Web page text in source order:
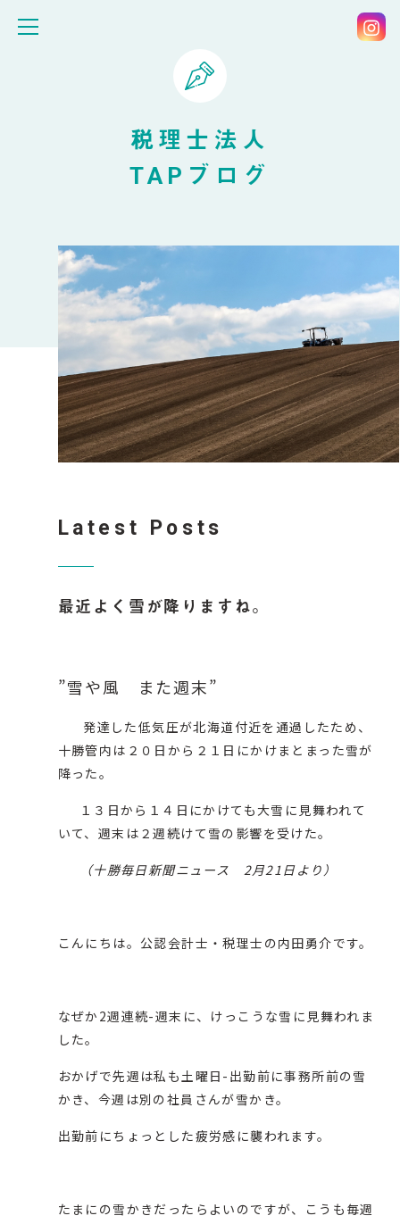
税理士法人
TAPブログ
Latest Posts
最近よく雪が降りますね。
”雪や風 また週末”
発達した低気圧が北海道付近を通過したため、
十勝管内は２０日から２１日にかけまとまった雪が
降った。
１３日から１４日にかけても大雪に見舞われて
いて、週末は２週続けて雪の影響を受けた。
（十勝毎日新聞ニュース 2月21日より）
こんにちは。公認会計士・税理士の内田勇介です。
なぜか2週連続-週末に、けっこうな雪に見舞われま
した。
おかげで先週は私も土曜日-出勤前に事務所前の雪
かき、今週は別の社員さんが雪かき。
出勤前にちょっとした疲労感に襲われます。
たまにの雪かきだったらよいのですが、こうも毎週